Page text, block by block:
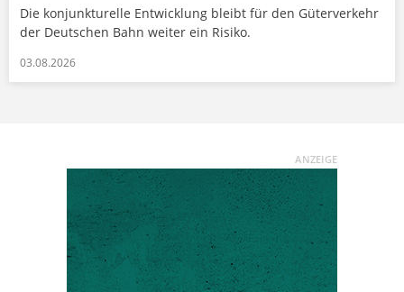
Die konjunkturelle Entwicklung bleibt für den Güterverkehr
der Deutschen Bahn weiter ein Risiko.
03.08.2026
ANZEIGE